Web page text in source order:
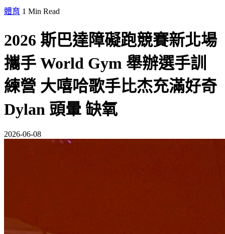
體育 1 Min Read
2026 斯巴達障礙跑競賽新北場
攜手 World Gym 舉辦選手訓
練營 大嘻哈歌手比杰充滿好奇
Dylan 頭暈 缺氧
2026-06-08